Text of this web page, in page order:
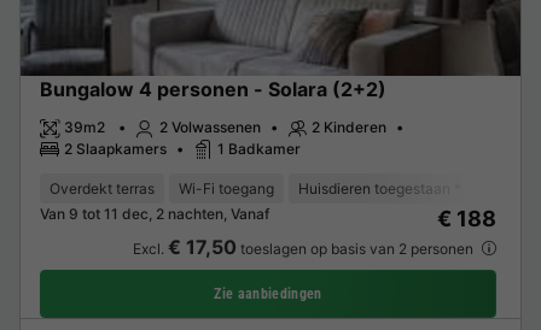
Bungalow 4 personen - Solara (2+2)
39m2 2 Volwassenen
2 Kinderen
2 Slaapkamers
1 Badkamer
Overdekt terras Wi-Fi toegang Huisdieren toegestaan *
Van 9 tot 11 dec, 2 nachten, Vanaf
€ 188
Excl. € 17,50 toeslagen op basis van 2 personen
Zie aanbiedingen